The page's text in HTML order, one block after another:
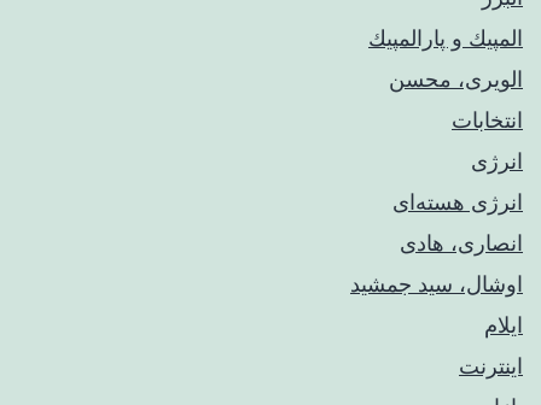
المپيك و پارالمپيك
الویری، محسن
انتخابات
انرژی
انرژی هسته‌ای
انصاری، هادی
اوشال، سید جمشید
ایلام
اینترنت